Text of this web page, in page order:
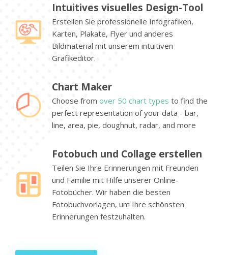
Intuitives visuelles Design-Tool
Erstellen Sie professionelle Infografiken,
Karten, Plakate, Flyer und anderes
Bildmaterial mit unserem intuitiven
Grafikeditor.
Chart Maker
Choose from over 50 chart types to find the
perfect representation of your data - bar,
line, area, pie, doughnut, radar, and more
Fotobuch und Collage erstellen
Teilen Sie Ihre Erinnerungen mit Freunden
und Familie mit Hilfe unserer Online-
Fotobücher. Wir haben die besten
Fotobuchvorlagen, um Ihre schönsten
Erinnerungen festzuhalten.